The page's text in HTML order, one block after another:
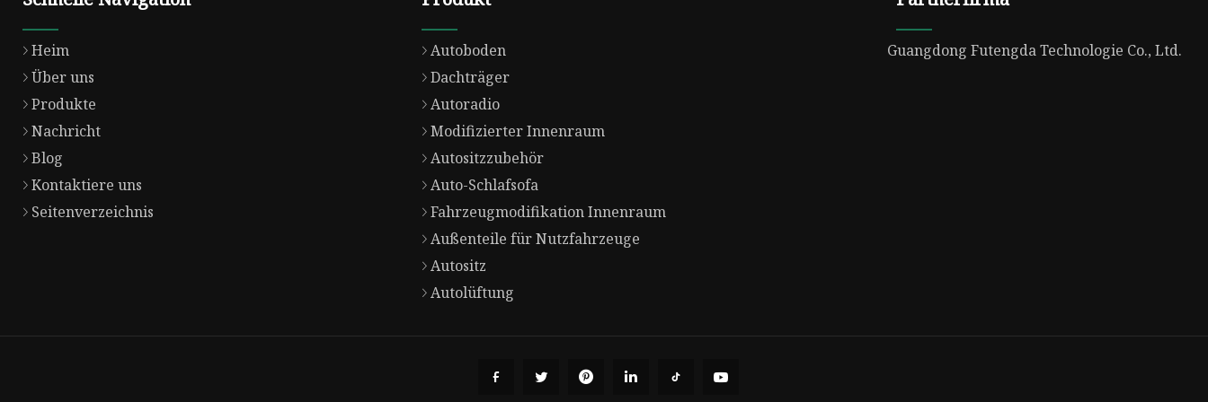
Heim
Über uns
Produkte
Nachricht
Blog
Kontaktiere uns
Seitenverzeichnis
Autoboden
Dachträger
Autoradio
Modifizierter Innenraum
Autositzzubehör
Auto-Schlafsofa
Fahrzeugmodifikation Innenraum
Außenteile für Nutzfahrzeuge
Autositz
Autolüftung
Guangdong Futengda Technologie Co., Ltd.